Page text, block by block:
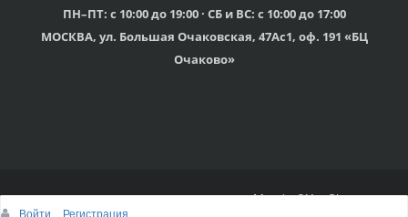
ПН–ПТ: с 10:00 до 19:00 · СБ и ВС: с 10:00 до 17:00
МОСКВА, ул. Большая Очаковская, 47Ас1, оф. 191 «БЦ
Очаково»
© 2015г-2025г., Клубный магазин Mazda CX-5 Shop
Войти Регистрация